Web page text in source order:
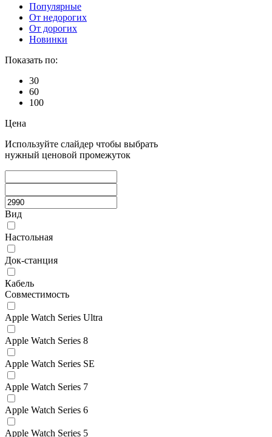
Популярные
От недорогих
От дорогих
Новинки
Показать по:
30
60
100
Цена
Используйте слайдер чтобы выбрать
нужный ценовой промежуток
Вид
Настольная
Док-станция
Кабель
Совместимость
Apple Watch Series Ultra
Apple Watch Series 8
Apple Watch Series SE
Apple Watch Series 7
Apple Watch Series 6
Apple Watch Series 5